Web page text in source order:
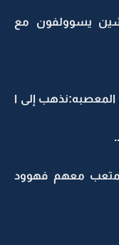
يسوولفون مع
إلى ا
معهم فهوود